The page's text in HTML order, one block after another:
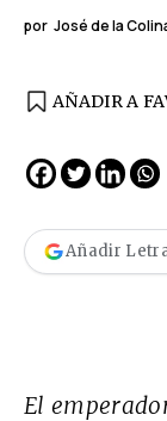
por José de la
AÑADIR A
Añadir
El